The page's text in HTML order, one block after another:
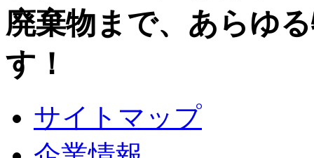
廃棄物まで、あらゆ
す！
サイトマップ